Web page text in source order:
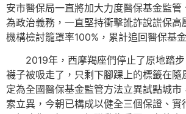
安市醫保局一直將加大力度醫保基金監管
為政治義務，一直堅持衝擊訛詐說謊保高
機構檢討籠罩率100%，累計追回醫保基
2019年，西摩羯座們停止了原地踏
襪子被吸走了，只剩下腳踝上的標籤在隨
定為全國醫保基金監管方法立異試點城市
索立異，今朝已構成以健全三個保證、實